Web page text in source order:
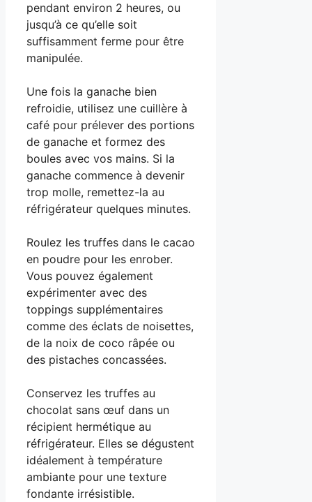
pendant environ 2 heures, ou
jusqu’à ce qu’elle soit
suffisamment ferme pour être
manipulée.
Une fois la ganache bien
refroidie, utilisez une cuillère à
café pour prélever des portions
de ganache et formez des
boules avec vos mains. Si la
ganache commence à devenir
trop molle, remettez-la au
réfrigérateur quelques minutes.
Roulez les truffes dans le cacao
en poudre pour les enrober.
Vous pouvez également
expérimenter avec des
toppings supplémentaires
comme des éclats de noisettes,
de la noix de coco râpée ou
des pistaches concassées.
Conservez les truffes au
chocolat sans œuf dans un
récipient hermétique au
réfrigérateur. Elles se dégustent
idéalement à température
ambiante pour une texture
fondante irrésistible.